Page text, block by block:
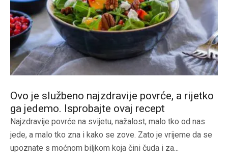
Ovo je službeno najzdravije povrće, a rijetko
ga jedemo. Isprobajte ovaj recept
Najzdravije povrće na svijetu, nažalost, malo tko od nas
jede, a malo tko zna i kako se zove. Zato je vrijeme da se
upoznate s moćnom biljkom koja čini čuda i za...